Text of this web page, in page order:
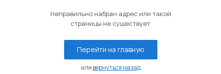
Неправильно набран адрес или такой
страницы не существует
Перейти на главную
или вернуться назад